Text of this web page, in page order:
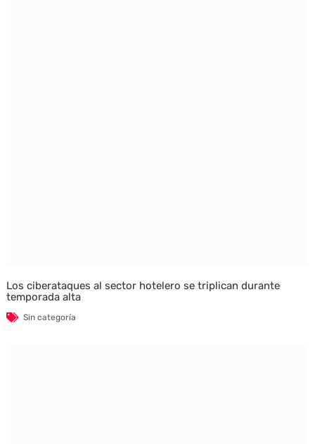
Los ciberataques al sector hotelero se triplican durante
temporada alta
Sin categoría